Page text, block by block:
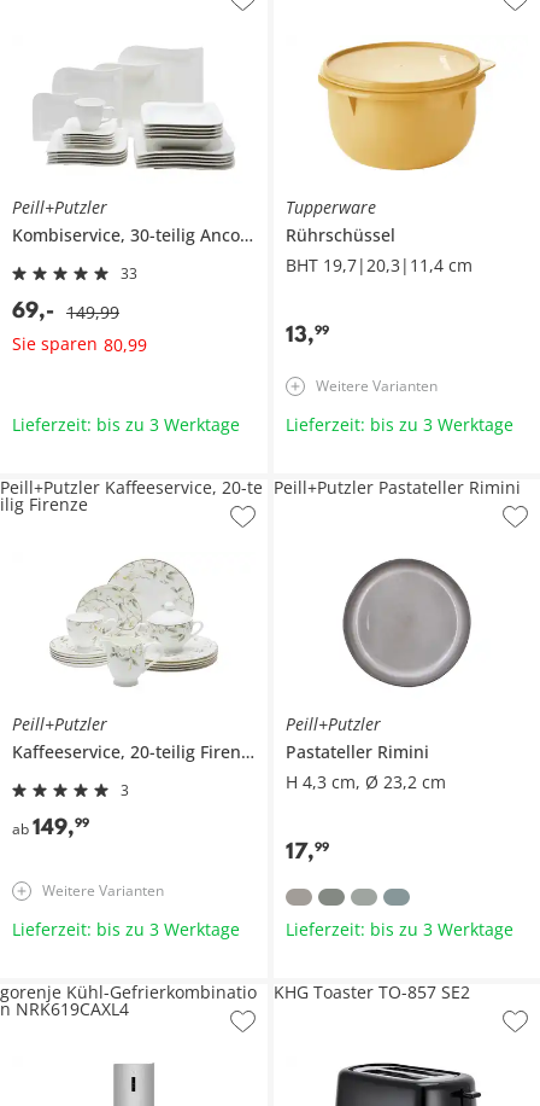
Peill+Putzler
Kombiservice, 30-teilig Ancona
33
69,- 149,99
Sie sparen 80,99
Lieferzeit: bis zu 3 Werktage
Tupperware
Rührschüssel
BHT 19,7|20,3|11,4 cm
13,99
Weitere Varianten
Lieferzeit: bis zu 3 Werktage
Peill+Putzler
Kaffeeservice, 20-teilig Firenze
3
ab149,99
Peill+Putzler Kaffeeservice, 20-te
ilig Firenze
Weitere Varianten
Lieferzeit: bis zu 3 Werktage
Peill+Putzler
Pastateller Rimini
H 4,3 cm, Ø 23,2 cm
17,99
Peill+Putzler Pastateller Rimini
Lieferzeit: bis zu 3 Werktage
gorenje Kühl-Gefrierkombinatio
n NRK619CAXL4
KHG Toaster TO-857 SE2